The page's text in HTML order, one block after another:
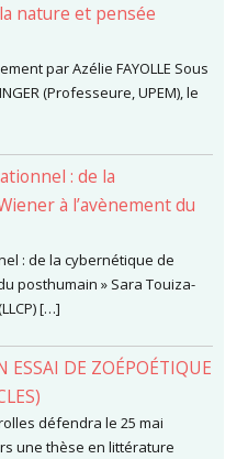
nature et pensée
par Azélie FAYOLLE Sous
(Professeure, UPEM), le
: de la
à l’avènement du
: de la cybernétique de
posthumain » Sara Touiza-
[…]
ESSAI DE ZOÉPOÉTIQUE
défendra le 25 mai
une thèse en littérature